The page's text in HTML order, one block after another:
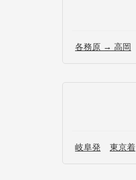
各務原 → 高岡
岐阜発 東京着